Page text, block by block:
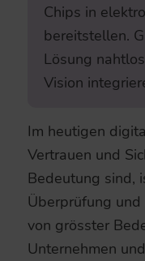
Im heutigen
Vertrauen und
Bedeutung sind,
Überprüfung
von grösster
Unternehmen
Chips in
bereitstellen.
Lösung
Vision